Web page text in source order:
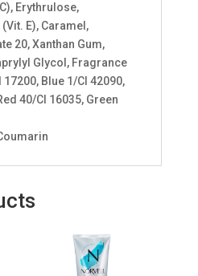
Erythrulose,
E), Caramel,
20, Xanthan Gum,
Glycol, Fragrance
Blue 1/CI 42090,
40/CI 16035, Green